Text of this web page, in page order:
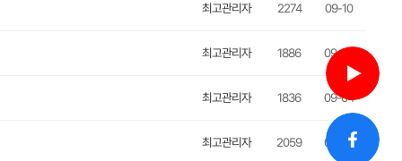
최고관리자 2274 09-10
최고관리자 1886 09-05
최고관리자 1836 09-04
최고관리자 2059 08-20